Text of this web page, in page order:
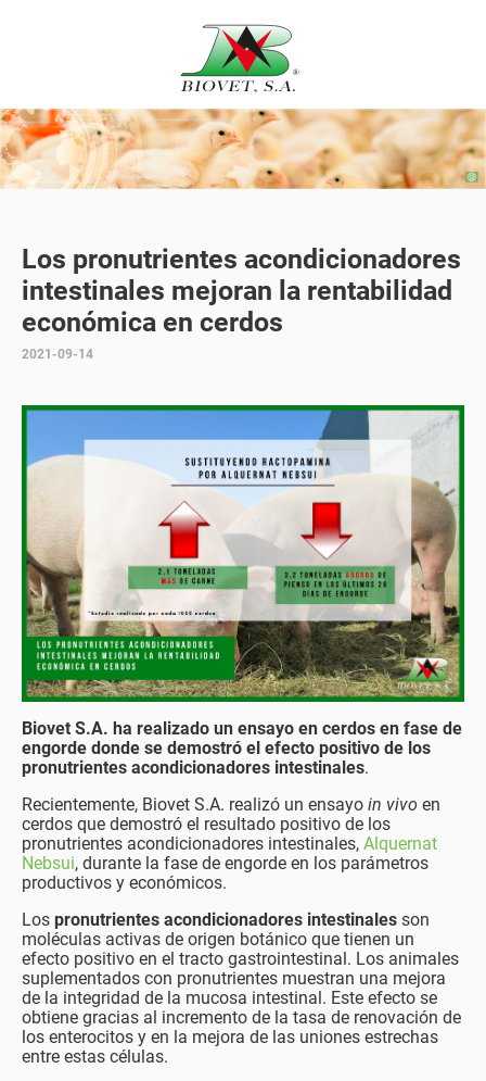
Los pronutrientes acondicionadores
intestinales mejoran la rentabilidad
económica en cerdos
2021-09-14
Biovet S.A. ha realizado un ensayo en cerdos en fase de
engorde donde se demostró el efecto positivo de los
pronutrientes acondicionadores intestinales.
Recientemente, Biovet S.A. realizó un ensayo in vivo en
cerdos que demostró el resultado positivo de los
pronutrientes acondicionadores intestinales, Alquernat
Nebsui, durante la fase de engorde en los parámetros
productivos y económicos.
Los pronutrientes acondicionadores intestinales son
moléculas activas de origen botánico que tienen un
efecto positivo en el tracto gastrointestinal. Los animales
suplementados con pronutrientes muestran una mejora
de la integridad de la mucosa intestinal. Este efecto se
obtiene gracias al incremento de la tasa de renovación de
los enterocitos y en la mejora de las uniones estrechas
entre estas células.